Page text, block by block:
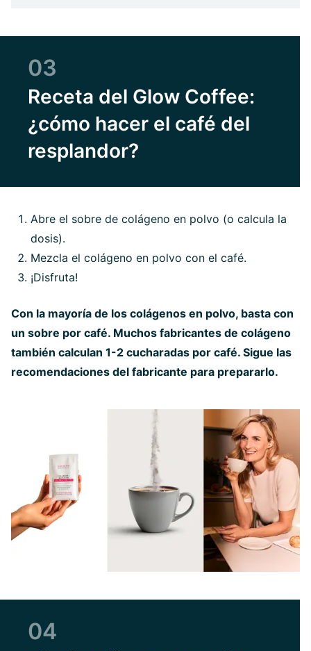
03
Receta del Glow Coffee:
¿cómo hacer el café del
resplandor?
Abre el sobre de colágeno en polvo (o calcula la
dosis).
Mezcla el colágeno en polvo con el café.
¡Disfruta!
Con la mayoría de los colágenos en polvo, basta con
un sobre por café. Muchos fabricantes de colágeno
también calculan 1-2 cucharadas por café. Sigue las
recomendaciones del fabricante para prepararlo.
04